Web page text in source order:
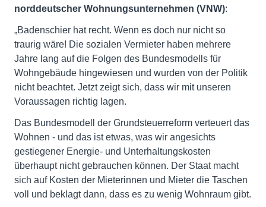
norddeutscher Wohnungsunternehmen (VNW):
„Badenschier hat recht. Wenn es doch nur nicht so
traurig wäre! Die sozialen Vermieter haben mehrere
Jahre lang auf die Folgen des Bundesmodells für
Wohngebäude hingewiesen und wurden von der Politik
nicht beachtet. Jetzt zeigt sich, dass wir mit unseren
Voraussagen richtig lagen.
Das Bundesmodell der Grundsteuerreform verteuert das
Wohnen - und das ist etwas, was wir angesichts
gestiegener Energie- und Unterhaltungskosten
überhaupt nicht gebrauchen können. Der Staat macht
sich auf Kosten der Mieterinnen und Mieter die Taschen
voll und beklagt dann, dass es zu wenig Wohnraum gibt.